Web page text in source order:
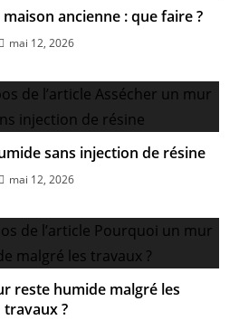
ancienne : que faire ?
mai 12, 2026
sans injection de résine
mai 12, 2026
reste humide malgré les
travaux ?